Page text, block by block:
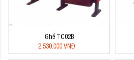
Ghế TC02B
2.530.000 VNĐ